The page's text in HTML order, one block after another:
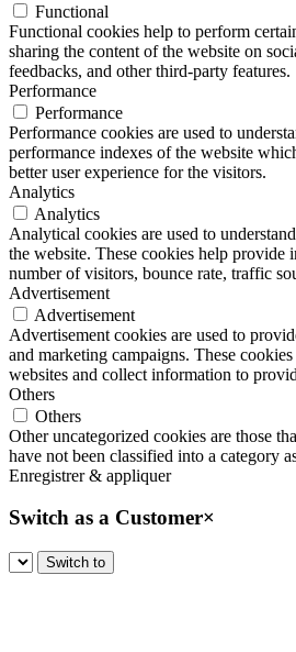
Functional
Functional cookies help to perform
sharing the content of the website on
feedbacks, and other third-party features.
Performance
Performance
Performance cookies are used to
performance indexes of the website
better user experience for the visitors.
Analytics
Analytics
Analytical cookies are used to
the website. These cookies help provide
number of visitors, bounce rate, traffic
Advertisement
Advertisement
Advertisement cookies are used to
and marketing campaigns. These
websites and collect information to
Others
Others
Other uncategorized cookies are those
have not been classified into a category
Enregistrer & appliquer
Switch as a Customer×